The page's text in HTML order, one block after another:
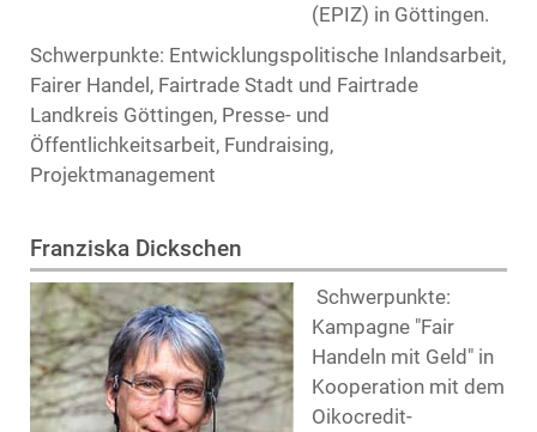
(EPIZ) in Göttingen.
Schwerpunkte: Entwicklungspolitische Inlandsarbeit,
Fairer Handel, Fairtrade Stadt und Fairtrade
Landkreis Göttingen, Presse- und
Öffentlichkeitsarbeit, Fundraising,
Projektmanagement
Franziska Dickschen
Schwerpunkte:
Kampagne "Fair
Handeln mit Geld" in
Kooperation mit dem
Oikocredit-